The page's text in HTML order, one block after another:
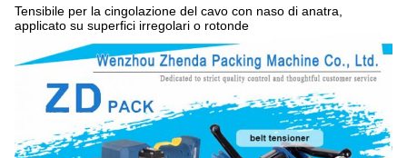
Tensibile per la cingolazione del cavo con naso di anatra,
applicato su superfici irregolari o rotonde